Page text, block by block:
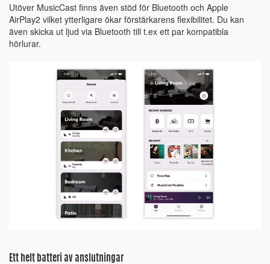
Utöver MusicCast finns även stöd för Bluetooth och Apple
AirPlay2 vilket ytterligare ökar förstärkarens flexibilitet. Du kan
även skicka ut ljud via Bluetooth till t.ex ett par kompatibla
hörlurar.
Ett helt batteri av anslutningar